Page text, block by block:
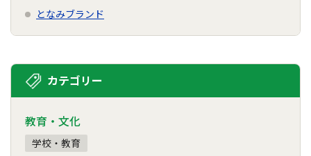
となみブランド
カテゴリー
教育・文化
学校・教育